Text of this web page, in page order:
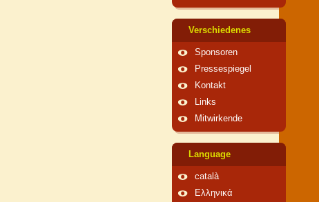
Verschiedenes
Sponsoren
Pressespiegel
Kontakt
Links
Mitwirkende
Language
català
Ελληνικά